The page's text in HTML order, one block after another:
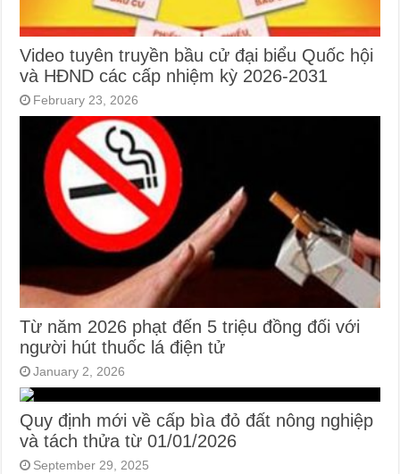
Video tuyên truyền bầu cử đại biểu Quốc hội
và HĐND các cấp nhiệm kỳ 2026-2031
February 23, 2026
Từ năm 2026 phạt đến 5 triệu đồng đối với
người hút thuốc lá điện tử
January 2, 2026
Quy định mới về cấp bìa đỏ đất nông nghiệp
và tách thửa từ 01/01/2026
September 29, 2025